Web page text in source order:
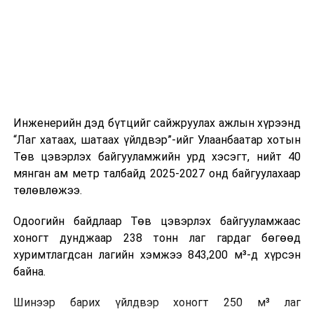
өдөр тутмын ажлын бэлэн байдлыг хангах зэрэг
практик ур чадварыг сургалтын хөтөлбөрт тусгажээ.
Сургалтыг танилцуулах лекц, асуулт-хариулт,
жишээнд суурилсан сургалт, багаар ажиллах дасгал,
танилцах, онцгой нөхцөлд ажиллах дадлага зэрэг
онол, практик хосолсон хэлбэрээр зохион байгуулж
байна.
зохион байгуулах Үндэсний хорооны Ажлын алба,
Инженерийн дэд бүтцийг сайжруулах ажлын хүрээнд
“Лаг хатаах, шатаах үйлдвэр”-ийг Улаанбаатар хотын
Төв цэвэрлэх байгууламжийн урд хэсэгт, нийт 40
мянган ам метр талбайд 2025-2027 онд байгуулахаар
төлөвлөжээ.
Одоогийн байдлаар Төв цэвэрлэх байгууламжаас
хоногт дунджаар 238 тонн лаг гардаг бөгөөд
хуримтлагдсан лагийн хэмжээ 843,200 м³-д хүрсэн
байна.
Шинээр барих үйлдвэр хоногт 250 м³ лаг